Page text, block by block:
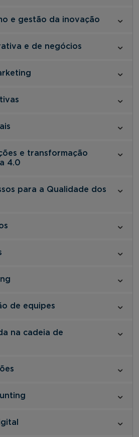
e gestão da inovação
e de negócios
e transformação
4.0
para a Qualidade dos
de equipes
na cadeia de